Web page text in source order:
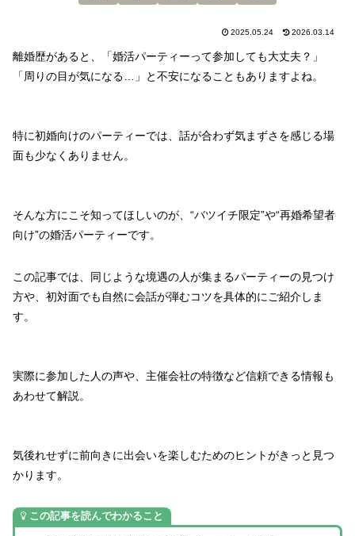
2025.05.24 2026.03.14
離婚歴があると、「婚活パーティーって参加しても大丈夫？」
「周りの目が気になる…」と不安になることもありますよね。
特に初婚向けのパーティーでは、話が合わず気まずさを感じる場
面も少なくありません。
そんな方にこそ知ってほしいのが、“バツイチ限定”や“再婚希望者
向け”の婚活パーティーです。
この記事では、同じような境遇の人が集まるパーティーの見つけ
方や、初対面でも自然に会話が弾むコツを具体的にご紹介しま
す。
実際に参加した人の声や、主催会社の特徴など信頼できる情報も
あわせて解説。
気後れせずに前向きに出会いを楽しむためのヒントがきっと見つ
かります。
この記事を読んでわかること